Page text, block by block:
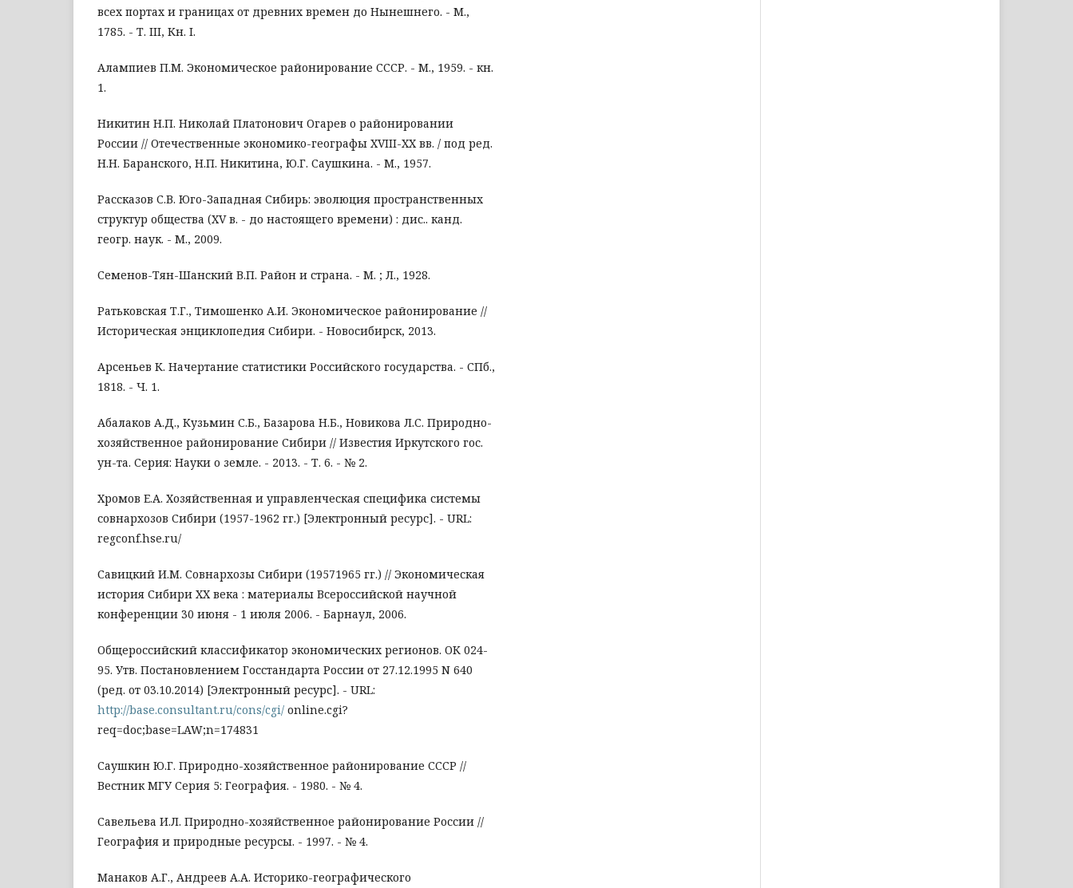
всех портах и границах от древних времен до Нынешнего. - М.,
1785. - Т. III, Кн. I.
Алампиев П.М. Экономическое районирование СССР. - М., 1959. - кн.
1.
Никитин Н.П. Николай Платонович Огарев о районировании
России // Отечественные экономико-географы XVIII-XX вв. / под ред.
Н.Н. Баранского, Н.П. Никитина, Ю.Г. Саушкина. - М., 1957.
Рассказов С.В. Юго-Западная Сибирь: эволюция пространственных
структур общества (XV в. - до настоящего времени) : дис.. канд.
геогр. наук. - М., 2009.
Семенов-Тян-Шанский В.П. Район и страна. - М. ; Л., 1928.
Ратьковская Т.Г., Тимошенко А.И. Экономическое районирование //
Историческая энциклопедия Сибири. - Новосибирск, 2013.
Арсеньев К. Начертание статистики Российского государства. - СПб.,
1818. - Ч. 1.
Абалаков А.Д., Кузьмин С.Б., Базарова Н.Б., Новикова Л.С. Природно-
хозяйственное районирование Сибири // Известия Иркутского гос.
ун-та. Серия: Науки о земле. - 2013. - Т. 6. - № 2.
Хромов Е.А. Хозяйственная и управленческая специфика системы
совнархозов Сибири (1957-1962 гг.) [Электронный ресурс]. - URL:
regconf.hse.ru/
Савицкий И.М. Совнархозы Сибири (19571965 гг.) // Экономическая
история Сибири XX века : материалы Всероссийской научной
конференции 30 июня - 1 июля 2006. - Барнаул, 2006.
Общероссийский классификатор экономических регионов. ОК 024-
95. Утв. Постановлением Госстандарта России от 27.12.1995 N 640
(ред. от 03.10.2014) [Электронный ресурс]. - URL:
http://base.consultant.ru/cons/cgi/ online.cgi?
req=doc;base=LAW;n=174831
Саушкин Ю.Г. Природно-хозяйственное районирование СССР //
Вестник МГУ Серия 5: География. - 1980. - № 4.
Савельева И.Л. Природно-хозяйственное районирование России //
География и природные ресурсы. - 1997. - № 4.
Манаков А.Г., Андреев А.А. Историко-географического